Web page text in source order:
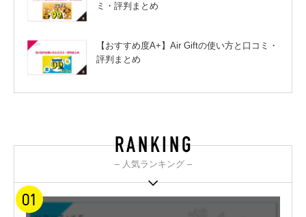
ミ・評判まとめ
【おすすめ度A+】Air Giftの使い方と口コミ・
評判まとめ
– 人気ランキング –